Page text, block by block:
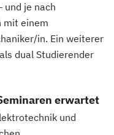
und je nach
mit einem
in. Ein weiterer
dual Studierender
erwartet
und